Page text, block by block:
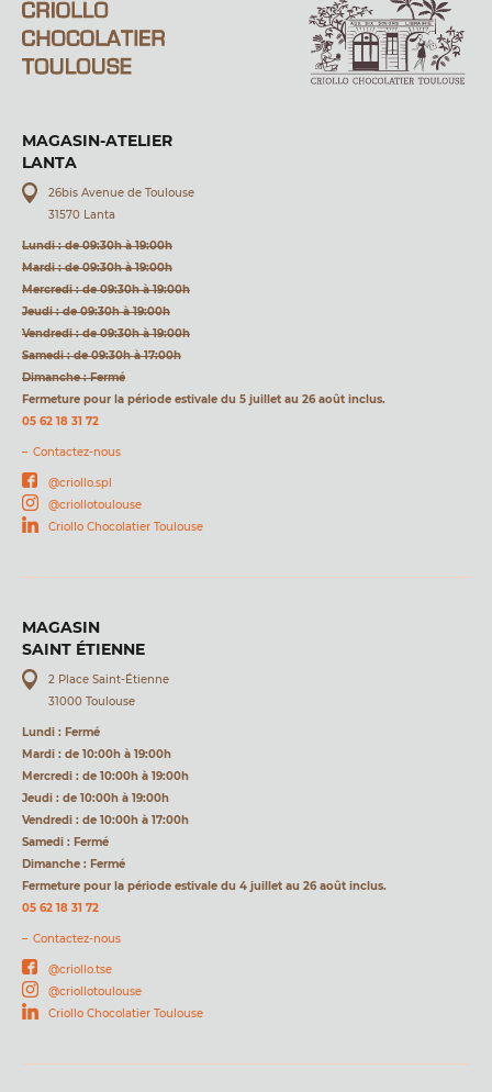
MAGASIN-ATELIER
LANTA
26bis Avenue de Toulouse
31570 Lanta
Lundi : de 09:30h à 19:00h
Mardi : de 09:30h à 19:00h
Mercredi : de 09:30h à 19:00h
Jeudi : de 09:30h à 19:00h
Vendredi : de 09:30h à 19:00h
Samedi : de 09:30h à 17:00h
Dimanche : Fermé
Fermeture pour la période estivale du 5 juillet au 26 août inclus.
05 62 18 31 72
Contactez-nous
@criollo.spl
@criollotoulouse
Criollo Chocolatier Toulouse
MAGASIN
SAINT ÉTIENNE
2 Place Saint-Étienne
31000 Toulouse
Lundi : Fermé
Mardi : de 10:00h à 19:00h
Mercredi : de 10:00h à 19:00h
Jeudi : de 10:00h à 19:00h
Vendredi : de 10:00h à 17:00h
Samedi : Fermé
Dimanche : Fermé
Fermeture pour la période estivale du 4 juillet au 26 août inclus.
05 62 18 31 72
Contactez-nous
@criollo.tse
@criollotoulouse
Criollo Chocolatier Toulouse